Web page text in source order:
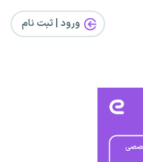
ورود | ثبت‌ نام